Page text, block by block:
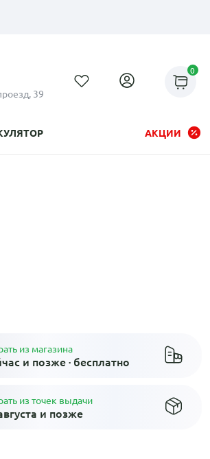
39
0
АКЦИИ
из магазина
и позже · бесплатно
из точек выдачи
и позже